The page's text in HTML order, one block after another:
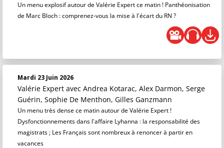
Un menu explosif autour de Valérie Expert ce matin ! Panthéonisation
de Marc Bloch : comprenez-vous la mise à l'écart du RN ?
Mardi 23 Juin 2026
Valérie Expert avec Andrea Kotarac, Alex Darmon, Serge
Guérin, Sophie De Menthon, Gilles Ganzmann
Un menu très dense ce matin autour de Valérie Expert !
Dysfonctionnements dans l'affaire Lyhanna : la responsabilité des
magistrats ; Les Français sont nombreux à renoncer à partir en
vacances